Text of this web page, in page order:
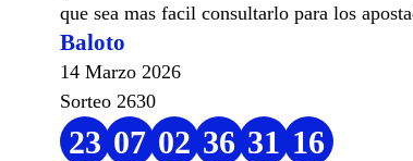
que sea mas facil consultarlo para los
Baloto
14 Marzo 2026
Sorteo 2630
23 07 02 36 31 16